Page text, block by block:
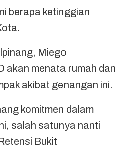
berapa ketinggian
Miego
akan menata rumah dan
akibat genangan ini.
komitmen dalam
salah satunya nanti
Bukit